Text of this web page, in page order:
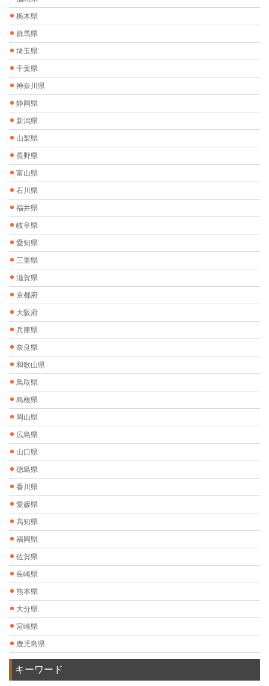
栃木県
群馬県
埼玉県
千葉県
神奈川県
静岡県
新潟県
山梨県
長野県
富山県
石川県
福井県
岐阜県
愛知県
三重県
滋賀県
京都府
大阪府
兵庫県
奈良県
和歌山県
鳥取県
島根県
岡山県
広島県
山口県
徳島県
香川県
愛媛県
高知県
福岡県
佐賀県
長崎県
熊本県
大分県
宮崎県
鹿児島県
キーワード